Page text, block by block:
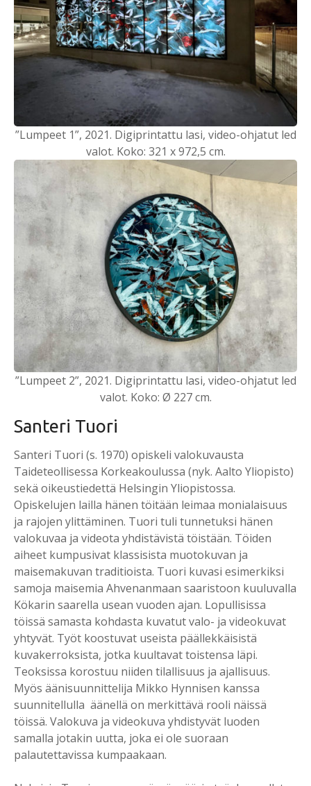
”Lumpeet 1”, 2021. Digiprintattu lasi, video-ohjatut led
valot. Koko: 321 x 972,5 cm.
”Lumpeet 2”, 2021. Digiprintattu lasi, video-ohjatut led
valot. Koko: Ø 227 cm.
Santeri Tuori
Santeri Tuori (s. 1970) opiskeli valokuvausta
Taideteollisessa Korkeakoulussa (nyk. Aalto Yliopisto)
sekä oikeustiedettä Helsingin Yliopistossa.
Opiskelujen lailla hänen töitään leimaa monialaisuus
ja rajojen ylittäminen. Tuori tuli tunnetuksi hänen
valokuvaa ja videota yhdistävistä töistään. Töiden
aiheet kumpusivat klassisista muotokuvan ja
maisemakuvan traditioista. Tuori kuvasi esimerkiksi
samoja maisemia Ahvenanmaan saaristoon kuuluvalla
Kökarin saarella usean vuoden ajan. Lopullisissa
töissä samasta kohdasta kuvatut valo- ja videokuvat
yhtyvät. Työt koostuvat useista päällekkäisistä
kuvakerroksista, jotka kuultavat toistensa läpi.
Teoksissa korostuu niiden tilallisuus ja ajallisuus.
Myös äänisuunnittelija Mikko Hynnisen kanssa
suunnitellulla äänellä on merkittävä rooli näissä
töissä. Valokuva ja videokuva yhdistyvät luoden
samalla jotakin uutta, joka ei ole suoraan
palautettavissa kumpaakaan.